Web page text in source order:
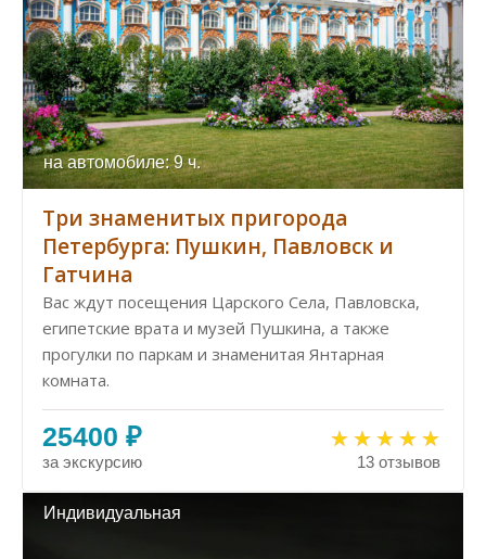
на автомобиле: 9 ч.
Три знаменитых пригорода
Петербурга: Пушкин, Павловск и
Гатчина
Вас ждут посещения Царского Села, Павловска,
египетские врата и музей Пушкина, а также
прогулки по паркам и знаменитая Янтарная
комната.
25400 ₽
за экскурсию 13 отзывов
Индивидуальная